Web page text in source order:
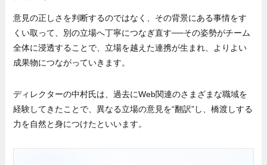
意見の正しさを判断するのではなく、その背景にある事情をす
くい取って、別の立場へ丁寧につなぎ直す──その姿勢がチーム
全体に浸透することで、立場を越えた連携が生まれ、よりよい
成果物につながっていきます。
ディレクターの中村氏は、過去にWeb関連のさまざまな職域を
経験してきたことで、異なる立場の意見を“翻訳”し、橋渡しする
力を自然と身につけたといいます。